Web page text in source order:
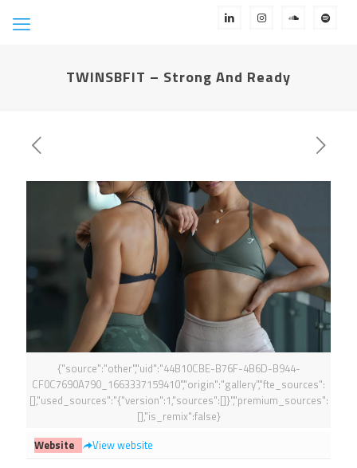
TWINSBFIT – Strong And Ready
{"source":"other","uid":"44B10CBE-B76F-4B6D-B944-
CF0C7690A790_1663337159410","origin":"gallery","fte_sources":
[],"used_sources":"{"version":1,"sources":[]}","premium_sources":
[],"is_remix":false}
Website
View website